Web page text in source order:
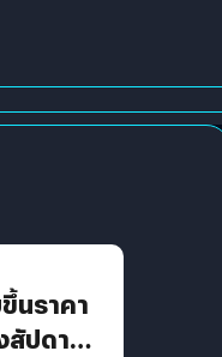
นราคา
ปดาห์ที่